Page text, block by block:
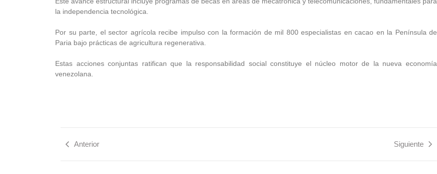
la independencia tecnológica.
Por su parte, el sector agrícola recibe impulso con la formación de mil 800 especialistas en cacao en la Península de
Paria bajo prácticas de agricultura regenerativa.
Estas acciones conjuntas ratifican que la responsabilidad social constituye el núcleo motor de la nueva economía
venezolana.
Anterior Siguiente